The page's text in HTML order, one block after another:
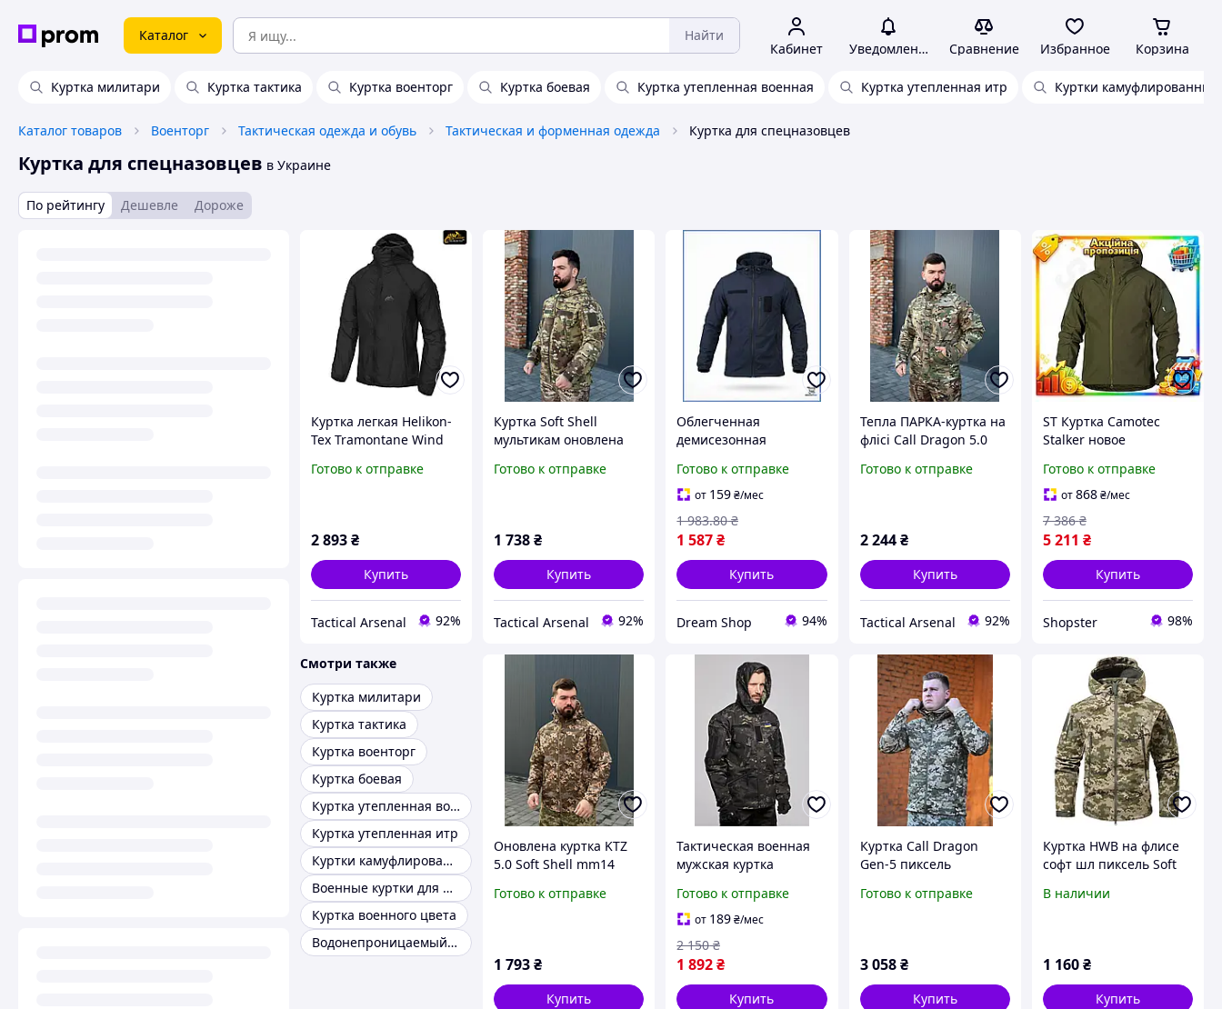
Каталог Найти
Кабинет Уведомления Сравнение Избранное Корзина
Куртка милитари Куртка тактика Куртка военторг Куртка боевая Куртка утепленная военная Куртка утепленная итр Куртки камуфлированные
Каталог товаров Военторг Тактическая одежда и обувь Тактическая и форменная одежда Куртка для спецназовцев
Куртка для спецназовцев в Украине
По рейтингу Дешевле Дороже
Куртка легкая Helikon-
Tex Tramontane Wind
Готово к отправке
2 893₴
Купить
Tactical Arsenal 92%
Куртка Soft Shell
мультикам оновлена
Готово к отправке
1 738₴
Купить
Tactical Arsenal 92%
Облегченная
демисезонная
капюшоном ветровка
для военных охоты и
спецназовцев шоп1
Готово к отправке
от 159₴/мес
1 587₴
1 983.80 ₴
Купить
Dream Shop 94%
Тепла ПАРКА-куртка на
флісі Call Dragon 5.0
Готово к отправке
2 244 ₴
Купить
Tactical Arsenal 92%
ST Куртка Camotec
Stalker новое
Масло 3XL для мужчин
защитная
водонепроницаема
OST|ER
Готово к отправке
от868₴/мес
5 211 ₴
7 386 ₴
Купить
Shopster 98%
Смотри также
Куртка милитари
Куртка тактика
Куртка военторг
Куртка боевая
Куртка утепленная военная
Куртка утепленная итр
Куртки камуфлированные
Военные куртки для мужчин
Куртка военного цвета
Водонепроницаемый Куртка Военного
Оновлена куртка KTZ
5.0 Soft Shell mm14
Готово к отправке
1 793₴
Купить
Тактическая военная
мужская куртка
3Xl, армейская
демисезонная куртка
рип-стоп, куртка с
капюшоном
Готово к отправке
от 189₴/мес
1 892₴
2 150 ₴
Купить
Куртка Call Dragon
Gen-5 пиксель
Готово к отправке
3 058 ₴
Купить
Куртка HWB на флисе
софт шл пиксель Soft
В наличии
1 160₴
Купить